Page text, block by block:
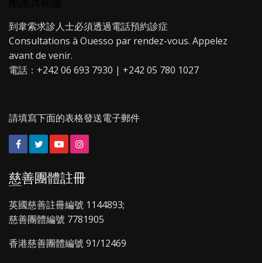
到韋索求診人士必須透過電話預約診症
Consultations à Ouesso par rendez-vous. Appelez
avant de venir.
電話：+242 06 693 7930 | +242 05 780 1027
請填寫下面的表格發送電子郵件
FacebookTwitterYouTube
慈善團體註冊
英國慈善註冊編號 1144893;
慈善團體編號 7781905
香港慈善團體編號 91/12469